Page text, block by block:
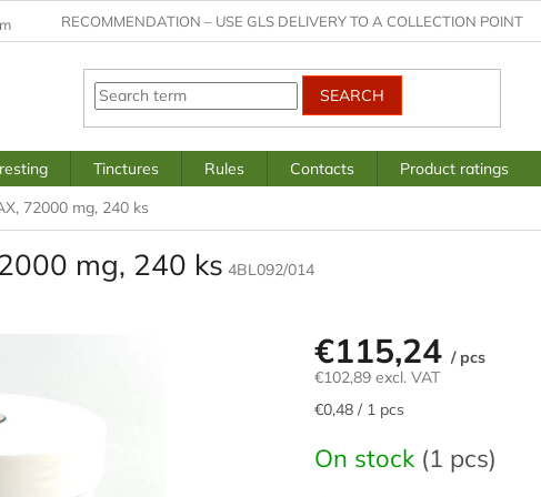
RECOMMENDATION – USE GLS DELIVERY TO A COLLECTION POINT
SEARCH
Tinctures Rules Contacts
Product ratings
72000 mg, 240 ks
mg, 240 ks 4BL092/014
€115,24 / pcs
€102,89 excl. VAT
Measure
€0,48 / 1 pcs
On stock (1 pcs)